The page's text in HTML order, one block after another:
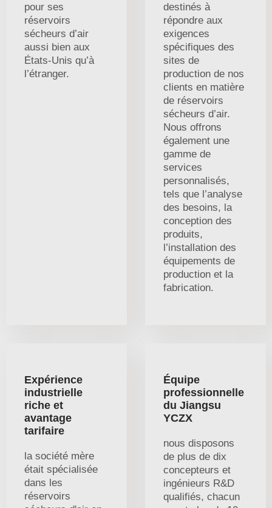
pour ses
réservoirs
sécheurs d’air
aussi bien aux
États-Unis qu’à
l’étranger.
destinés à
répondre aux
exigences
spécifiques des
sites de
production de nos
clients en matière
de réservoirs
sécheurs d’air.
Nous offrons
également une
gamme de
services
personnalisés,
tels que l’analyse
des besoins, la
conception des
produits,
l’installation des
équipements de
production et la
fabrication.
Expérience
industrielle
riche et
avantage
tarifaire
la société mère
était spécialisée
dans les
réservoirs
Équipe
professionnelle
du Jiangsu
YCZX
nous disposons
de plus de dix
concepteurs et
ingénieurs R&D
qualifiés, chacun